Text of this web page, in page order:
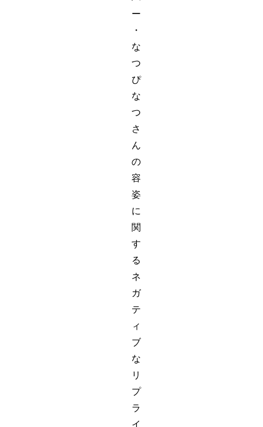
ー
・
な
つ
ぴ
な
つ
さ
ん
の
容
姿
に
関
す
る
ネ
ガ
テ
ィ
ブ
な
リ
プ
ラ
イ